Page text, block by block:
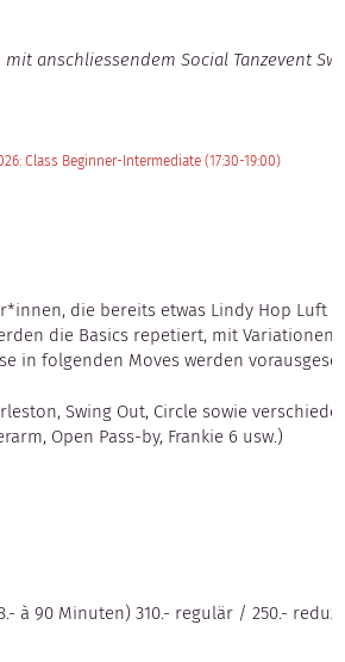
anschliessendem Social Tanzevent
Class Beginner-Intermediate (17:30-19:00)
die bereits etwas Lindy Hop Luft
die Basics repetiert, mit
in folgenden Moves werden
Swing Out, Circle sowie
Open Pass-by, Frankie 6 usw.)
à 90 Minuten) 310.- regulär / 250.-